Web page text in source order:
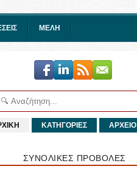
ΜΕΛΗ
ΚΑΤΗΓΟΡΙΕΣ ΑΡΧΕΙΟ
ΣΥΝΟΛΙΚΕΣ ΠΡΟΒΟΛΕΣ